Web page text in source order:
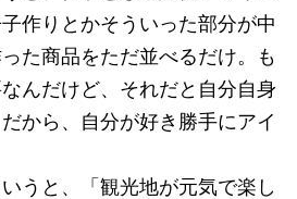
作りとかそういった部分が中
た商品をただ並べるだけ。も
んだけど、それだと自分自身
から、自分が好き勝手にアイ
うと、「観光地が元気で楽し